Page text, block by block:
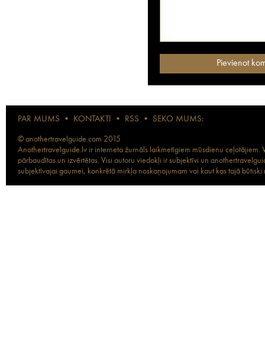
PAR MUMS • KONTAKTI • RSS • SEKO MUMS:
© anothertravelguide.com 2015
Anothertravelguide.lv ir interneta žurnāls laikmetīgiem mūsdienu
pārbaudītas un izvērtētas. Visi autoru viedokļi ir subjektīvi un
subjektīvajai gaumei, konkrētā mirkļa noskaņojumam vai kaut kas tajā